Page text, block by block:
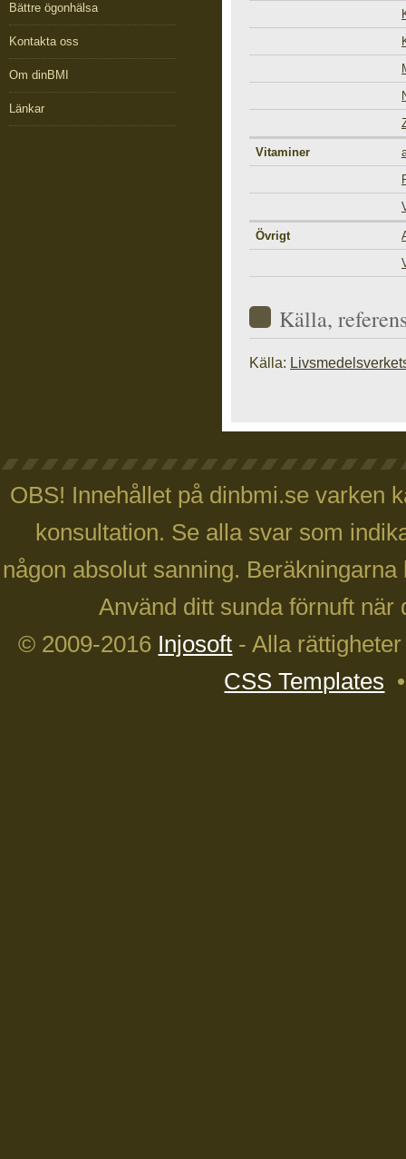
Bättre ögonhälsa
Kontakta oss
Om dinBMI
Länkar
Vitaminer
Övrigt
Källa,
Källa:
OBS! Innehållet på dinbmi.se varken
konsultation. Se alla svar som
någon absolut sanning.
Använd ditt sunda förnuft
© 2009-2016 Injosoft - Alla
CSS Templates